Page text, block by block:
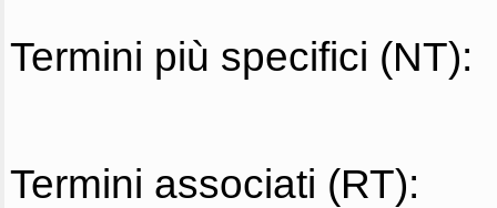
Termini più specifici (NT):
Termini associati (RT):